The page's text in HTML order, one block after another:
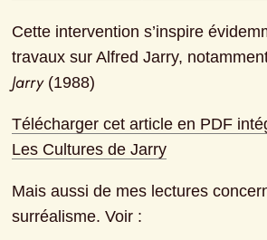
Cette intervention s’inspire
travaux sur Alfred Jarry,
Jarry (1988)
Télécharger cet article en PDF
Les Cultures de Jarry
Mais aussi de mes lectures
surréalisme. Voir :